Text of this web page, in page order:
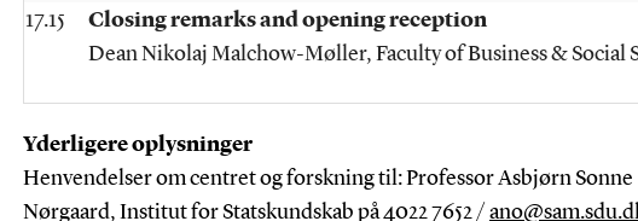
17.15
Closing remarks and opening reception
Dean Nikolaj Malchow-Møller, Faculty of Business & Social
Yderligere oplysninger
Henvendelser om centret og forskning til: Professor Asbjørn Sonne
Nørgaard, Institut for Statskundskab på 4022 7652 /